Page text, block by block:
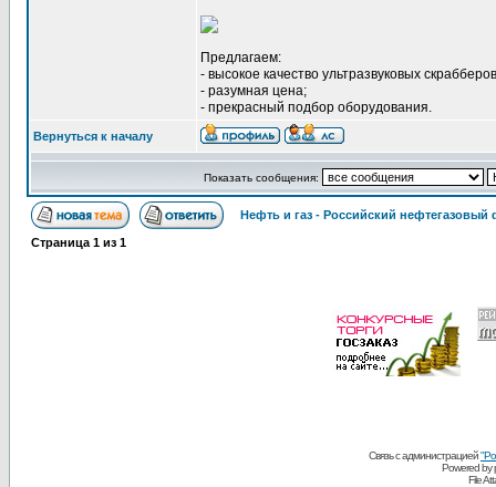
Предлагаем:
- высокое качество ультразвуковых
- разумная цена;
- прекрасный подбор оборудования.
Вернуться к началу
Показать сообщения:
Нефть и газ - Российский нефтегазовый
Страница 1 из 1
Связь с администрацией
Powered by
File